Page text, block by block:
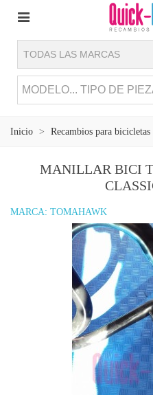
TODAS LAS MARCAS
Inicio > Recambios para
MANILLAR BICI
MARCA: TOMAHAWK